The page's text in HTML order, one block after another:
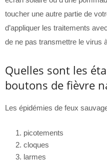
toucher une autre partie de
d’appliquer les traitements
de ne pas transmettre le virus
Quelles sont les
boutons de fièvre
Les épidémies de feux
picotements
cloques
larmes